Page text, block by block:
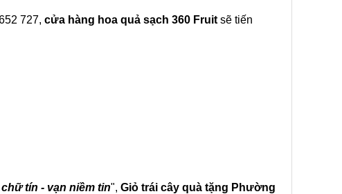
727, cửa hàng hoa quả sạch 360 Fruit sẽ tiến
tín - vạn niềm tin", Giỏ trái cây quà tặng Phường